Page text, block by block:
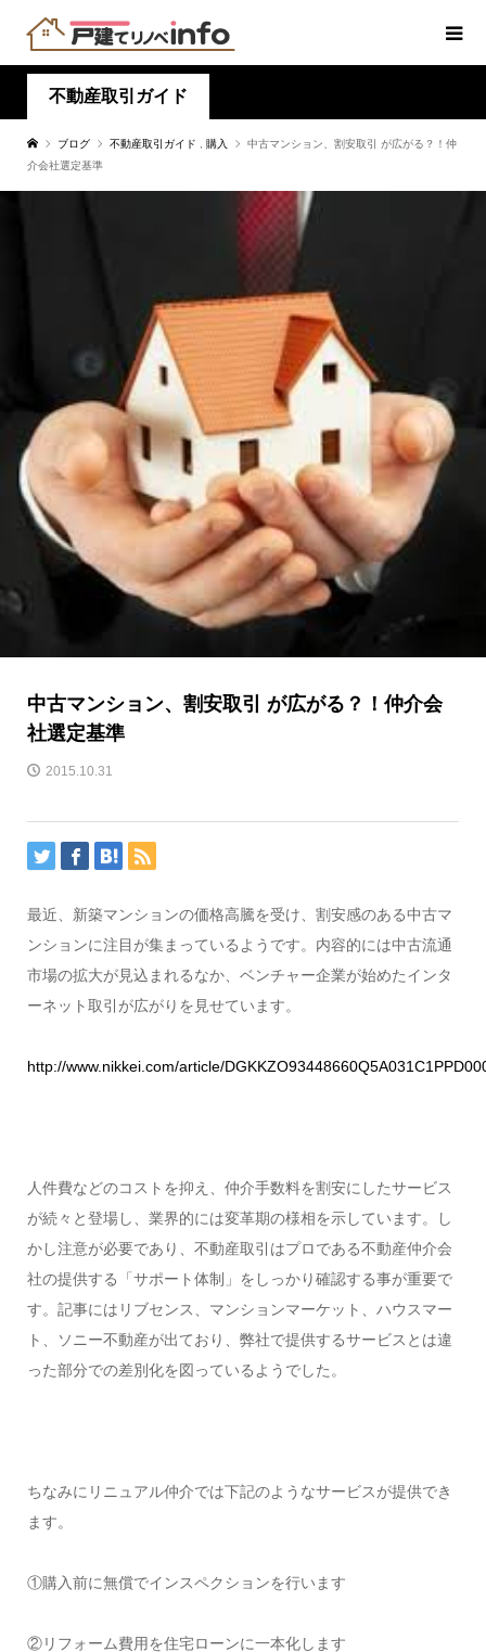
不動産取引ガイド
ブログ 不動産取引ガイド 購入
中古マンション、割安取引 が広がる？！仲
介会社選定基準
中古マンション、割安取引 が広がる？！仲介会
社選定基準
2015.10.31
最近、新築マンションの価格高騰を受け、割安感のある中古マ
ンションに注目が集まっているようです。内容的には中古流通
市場の拡大が見込まれるなか、ベンチャー企業が始めたインタ
ーネット取引が広がりを見せています。
http://www.nikkei.com/article/
人件費などのコストを抑え、仲介手数料を割安にしたサービス
が続々と登場し、業界的には変革期の様相を示しています。し
かし注意が必要であり、不動産取引はプロである不動産仲介会
社の提供する「サポート体制」をしっかり確認する事が重要で
す。記事にはリブセンス、マンションマーケット、ハウスマー
ト、ソニー不動産が出ており、弊社で提供するサービスとは違
った部分での差別化を図っているようでした。
ちなみにリニュアル仲介では下記のようなサービスが提供でき
ます。
①購入前に無償でインスペクションを行います
②リフォーム費用を住宅ローンに一本化します